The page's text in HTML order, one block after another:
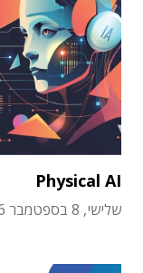
Physical AI
שלישי, 8 בספטמבר 2026